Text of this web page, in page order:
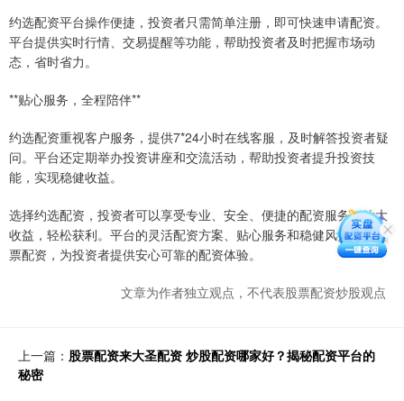
约选配资平台操作便捷，投资者只需简单注册，即可快速申请配资。
平台提供实时行情、交易提醒等功能，帮助投资者及时把握市场动
态，省时省力。
**贴心服务，全程陪伴**
约选配资重视客户服务，提供7*24小时在线客服，及时解答投资者疑
问。平台还定期举办投资讲座和交流活动，帮助投资者提升投资技
能，实现稳健收益。
选择约选配资，投资者可以享受专业、安全、便捷的配资服务，放大
收益，轻松获利。平台的灵活配资方案、贴心服务和稳健风控成都股
票配资，为投资者提供安心可靠的配资体验。
文章为作者独立观点，不代表股票配资炒股观点
上一篇： 股票配资来大圣配资 炒股配资哪家好？揭秘配资平台的
秘密